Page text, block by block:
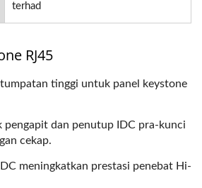
terhad
RJ45
tinggi untuk panel keystone
pengapit dan penutup IDC pra-kunci
cekap.
meningkatkan prestasi penebat Hi-